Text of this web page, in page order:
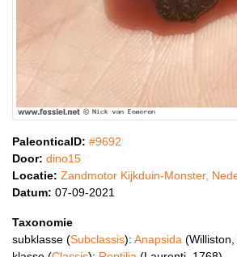
PaleonticaID: #9692
Door: dino15
Locatie: Zandmotor Kijkduin-Monster,
Datum: 07-09-2021
Taxonomie
subklasse (Subclassis): Anapsida